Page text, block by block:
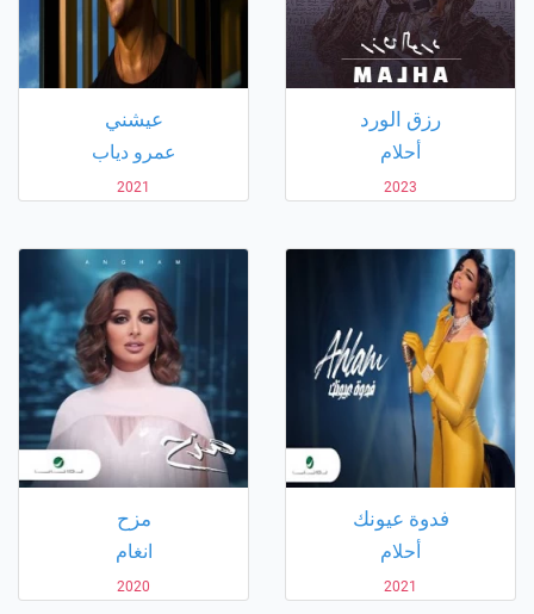
رزق الورد
أحلام
2023
عيشني
عمرو دياب
2021
فدوة عيونك
أحلام
2021
مزح
انغام
2020